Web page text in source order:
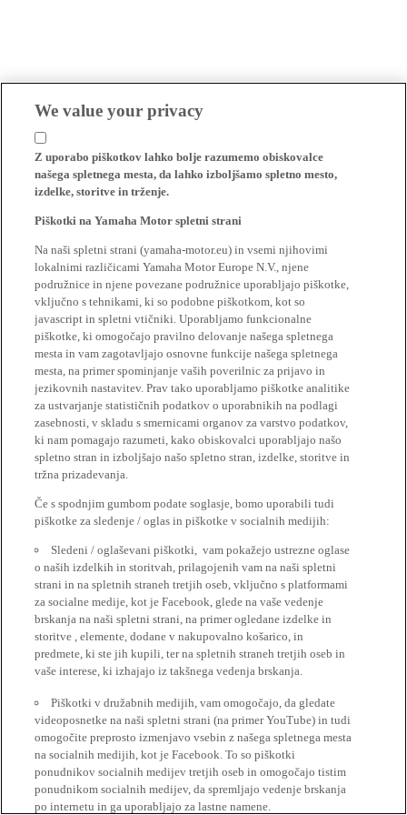
We value your privacy
Z uporabo piškotkov lahko bolje razumemo obiskovalce
našega spletnega mesta, da lahko izboljšamo spletno mesto,
izdelke, storitve in trženje.
Piškotki na Yamaha Motor spletni strani
Na naši spletni strani (yamaha-motor.eu) in vsemi njihovimi
lokalnimi različicami Yamaha Motor Europe N.V., njene
podružnice in njene povezane podružnice uporabljajo piškotke,
vključno s tehnikami, ki so podobne piškotkom, kot so
javascript in spletni vtičniki. Uporabljamo funkcionalne
piškotke, ki omogočajo pravilno delovanje našega spletnega
mesta in vam zagotavljajo osnovne funkcije našega spletnega
mesta, na primer spominjanje vaših poverilnic za prijavo in
jezikovnih nastavitev. Prav tako uporabljamo piškotke analitike
za ustvarjanje statističnih podatkov o uporabnikih na podlagi
zasebnosti, v skladu s smernicami organov za varstvo podatkov,
ki nam pomagajo razumeti, kako obiskovalci uporabljajo našo
spletno stran in izboljšajo našo spletno stran, izdelke, storitve in
tržna prizadevanja.
Če s spodnjim gumbom podate soglasje, bomo uporabili tudi
piškotke za sledenje / oglas in piškotke v socialnih medijih:
Sledeni / oglaševani piškotki, vam pokažejo ustrezne oglase
o naših izdelkih in storitvah, prilagojenih vam na naši spletni
strani in na spletnih straneh tretjih oseb, vključno s platformami
za socialne medije, kot je Facebook, glede na vaše vedenje
brskanja na naši spletni strani, na primer ogledane izdelke in
storitve , elemente, dodane v nakupovalno košarico, in
predmete, ki ste jih kupili, ter na spletnih straneh tretjih oseb in
vaše interese, ki izhajajo iz takšnega vedenja brskanja.
Piškotki v družabnih medijih, vam omogočajo, da gledate
videoposnetke na naši spletni strani (na primer YouTube) in tudi
omogočite preprosto izmenjavo vsebin z našega spletnega mesta
na socialnih medijih, kot je Facebook. To so piškotki
ponudnikov socialnih medijev tretjih oseb in omogočajo tistim
ponudnikom socialnih medijev, da spremljajo vedenje brskanja
po internetu in ga uporabljajo za lastne namene.